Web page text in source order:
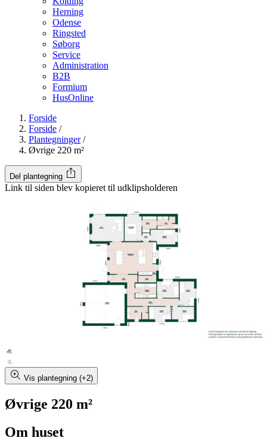
Herning
Odense
Ringsted
Søborg
Service
Administration
B2B
Formium
HusOnline
Forside
Forside /
Plantegninger /
Øvrige 220 m²
Del plantegning
Link til siden blev kopieret til udklipsholderen
Vis plantegning (+2)
Øvrige 220 m²
Om huset